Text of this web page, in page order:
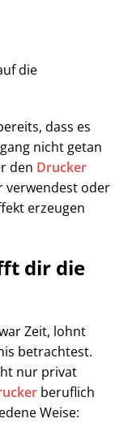
die
dass es
nicht getan
den Drucker
verwendest oder
erzeugen
dir die
Zeit, lohnt
betrachtest.
nur privat
beruflich
Weise: